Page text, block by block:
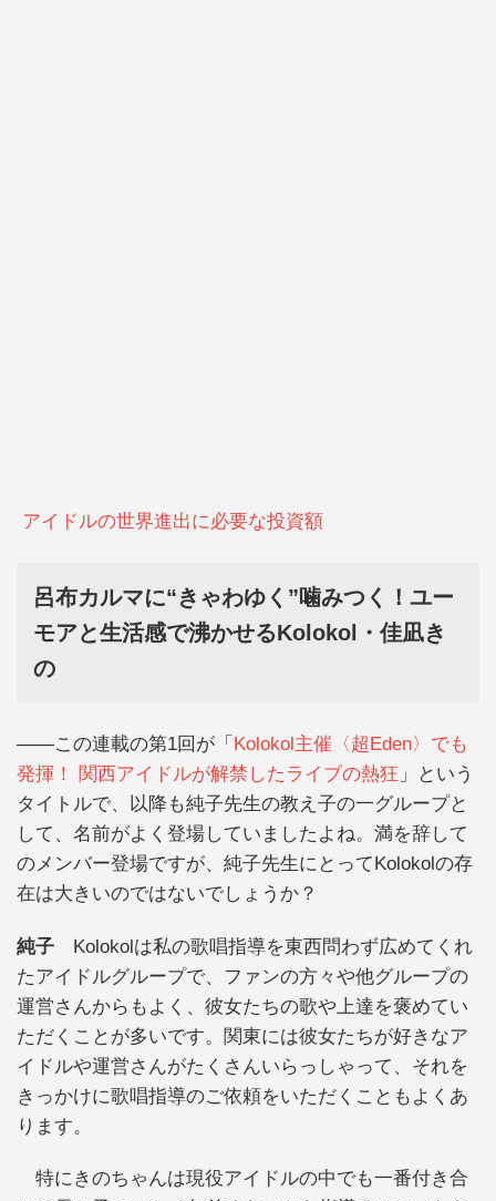
アイドルの世界進出に必要な投資額
呂布カルマに“きゃわゆく”噛みつく！ユー
モアと生活感で沸かせるKolokol・佳凪き
の
——この連載の第1回が「 Kolokol主催〈超Eden〉でも
発揮！ 関西アイドルが解禁したライブの熱狂 」という
タイトルで、以降も純子先生の教え子の一グループと
して、名前がよく登場していましたよね。満を辞して
のメンバー登場ですが、純子先生にとってKolokolの存
在は大きいのではないでしょうか？
純子 Kolokolは私の歌唱指導を東西問わず広めてくれ
たアイドルグループで、ファンの方々や他グループの
運営さんからもよく、彼女たちの歌や上達を褒めてい
ただくことが多いです。関東には彼女たちが好きなア
イドルや運営さんがたくさんいらっしゃって、それを
きっかけに歌唱指導のご依頼をいただくこともよくあ
ります。
特にきのちゃんは現役アイドルの中でも一番付き合